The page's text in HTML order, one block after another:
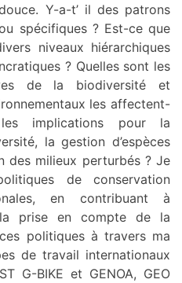
Y-a-t’ il des patrons
spécifiques ? Est-ce que
niveaux hiérarchiques
? Quelles sont les
de la biodiversité et
les affectent-
implications pour la
la gestion d’espèces
des milieux perturbés ? Je
de conservation
en contribuant à
prise en compte de la
politiques à travers ma
de travail internationaux
G-BIKE et GENOA, GEO